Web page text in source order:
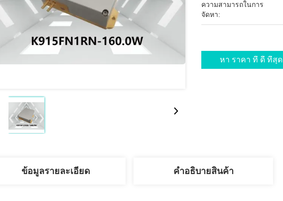
ความสามารถในการ
จัดหา:
หา ราคา ที่ ดี ที่สุด
ข้อมูลรายละเอียด คําอธิบายสินค้า